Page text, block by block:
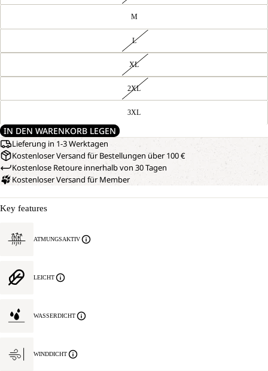
M
L
XL
2XL
3XL
IN DEN WARENKORB LEGEN
Lieferung in 1-3 Werktagen
Kostenloser Versand für Bestellungen über 100 €
Kostenlose Retoure innerhalb von 30 Tagen
Kostenloser Versand für Member
Key features
ATMUNGSAKTIV
LEICHT
WASSERDICHT
WINDDICHT